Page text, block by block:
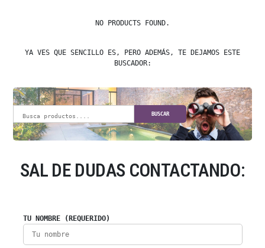
NO PRODUCTS FOUND.
YA VES QUE SENCILLO ES, PERO ADEMÁS, TE DEJAMOS ESTE
BUSCADOR:
BUSCAR
SAL DE DUDAS CONTACTANDO:
TU NOMBRE (REQUERIDO)